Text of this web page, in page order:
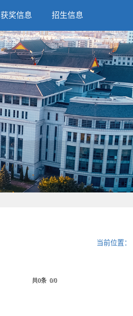
获奖信息 招生信息
当前位置：
共0条 0/0